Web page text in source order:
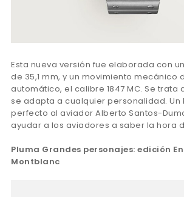
Esta nueva versión fue elaborada con
de 35,1 mm, y un movimiento mecánico
automático, el calibre 1847 MC. Se trata
se adapta a cualquier personalidad. Un
perfecto al aviador Alberto Santos-
ayudar a los aviadores a saber la hora
Pluma Grandes personajes: edición
Montblanc